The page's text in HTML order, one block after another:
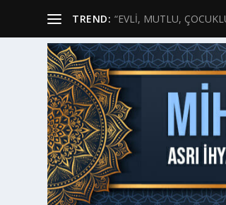
TREND: “EVLİ, MUTLU,